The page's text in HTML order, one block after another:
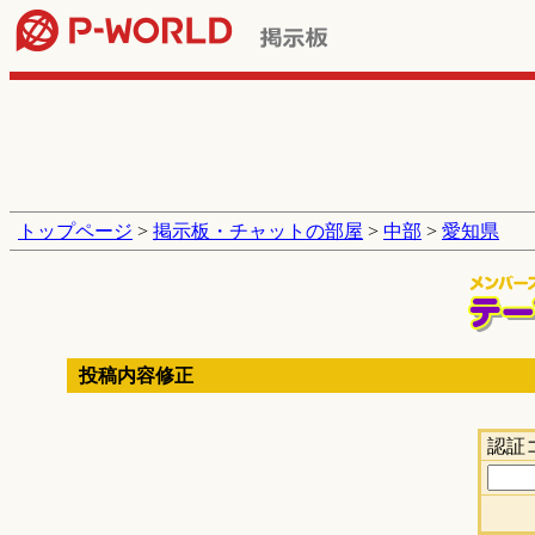
トップページ > 掲示板・チャットの部屋 > 中部 > 愛知県
投稿内容修正
認証